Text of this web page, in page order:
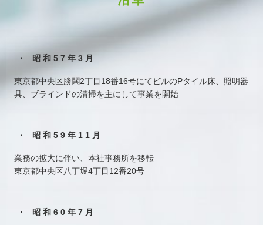
・ 昭和57年3月
東京都中央区勝鬨2丁目18番16号にてビルのPタイル床、 照明器
具、ブラインドの清掃を主にして事業を開始
・ 昭和59年11月
業務の拡大に伴い、本社事務所を移転
東京都中央区八丁堀4丁目12番20号
・ 昭和60年7月